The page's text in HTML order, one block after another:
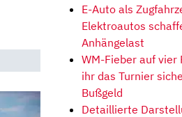
E-Auto als
Elektroautos
Anhängelast
WM-Fieber auf vier
ihr das Turnier
Bußgeld
Detaillierte